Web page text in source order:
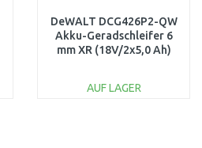
DeWALT DCG426P2-QW
Akku-Geradschleifer 6
mm XR (18V/2x5,0 Ah)
AUF LAGER